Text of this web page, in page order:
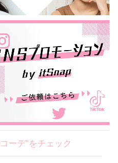
ーデ”をチェック